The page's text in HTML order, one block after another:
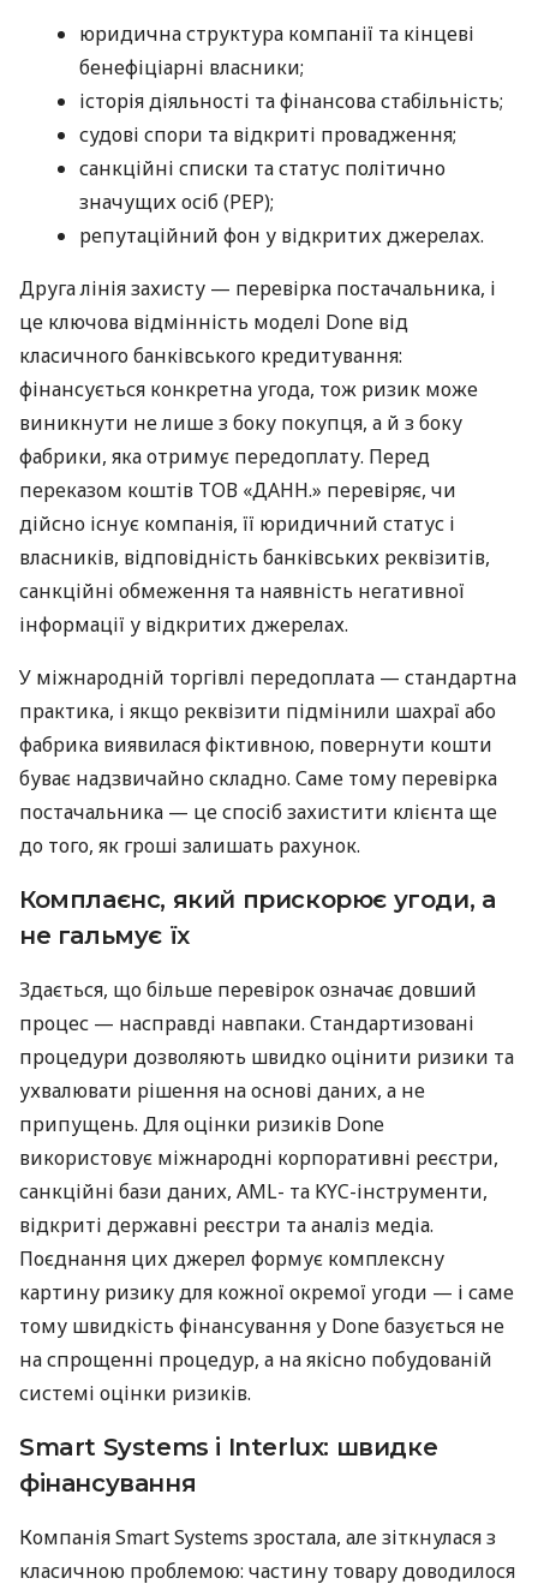
юридична структура компанії та кінцеві
бенефіціарні власники;
історія діяльності та фінансова стабільність;
судові спори та відкриті провадження;
санкційні списки та статус політично
значущих осіб (PEP);
репутаційний фон у відкритих джерелах.
Друга лінія захисту — перевірка постачальника, і
це ключова відмінність моделі Done від
класичного банківського кредитування:
фінансується конкретна угода, тож ризик може
виникнути не лише з боку покупця, а й з боку
фабрики, яка отримує передоплату. Перед
переказом коштів ТОВ «ДАНН.» перевіряє, чи
дійсно існує компанія, її юридичний статус і
власників, відповідність банківських реквізитів,
санкційні обмеження та наявність негативної
інформації у відкритих джерелах.
У міжнародній торгівлі передоплата — стандартна
практика, і якщо реквізити підмінили шахраї або
фабрика виявилася фіктивною, повернути кошти
буває надзвичайно складно. Саме тому перевірка
постачальника — це спосіб захистити клієнта ще
до того, як гроші залишать рахунок.
Комплаєнс, який прискорює угоди, а
не гальмує їх
Здається, що більше перевірок означає довший
процес — насправді навпаки. Стандартизовані
процедури дозволяють швидко оцінити ризики та
ухвалювати рішення на основі даних, а не
припущень. Для оцінки ризиків Done
використовує міжнародні корпоративні реєстри,
санкційні бази даних, AML- та KYC-інструменти,
відкриті державні реєстри та аналіз медіа.
Поєднання цих джерел формує комплексну
картину ризику для кожної окремої угоди — і саме
тому швидкість фінансування у Done базується не
на спрощенні процедур, а на якісно побудованій
системі оцінки ризиків.
Smart Systems і Interlux: швидке
фінансування
Компанія Smart Systems зростала, але зіткнулася з
класичною проблемою: частину товару доводилося